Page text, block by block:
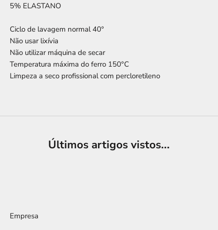
5% ELASTANO
Ciclo de lavagem normal 40°
Não usar lixívia
Não utilizar máquina de secar
Temperatura máxima do ferro 150°C
Limpeza a seco profissional com percloretileno
Últimos artigos vistos...
Empresa